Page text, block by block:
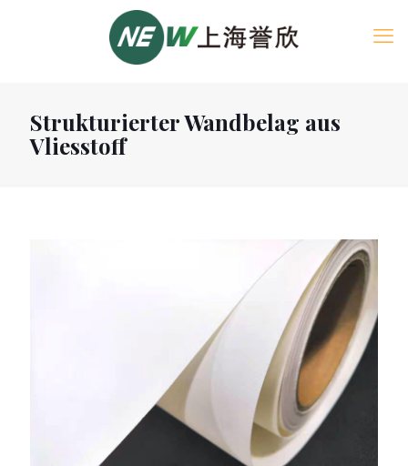
Strukturierter Wandbelag aus
Vliesstoff